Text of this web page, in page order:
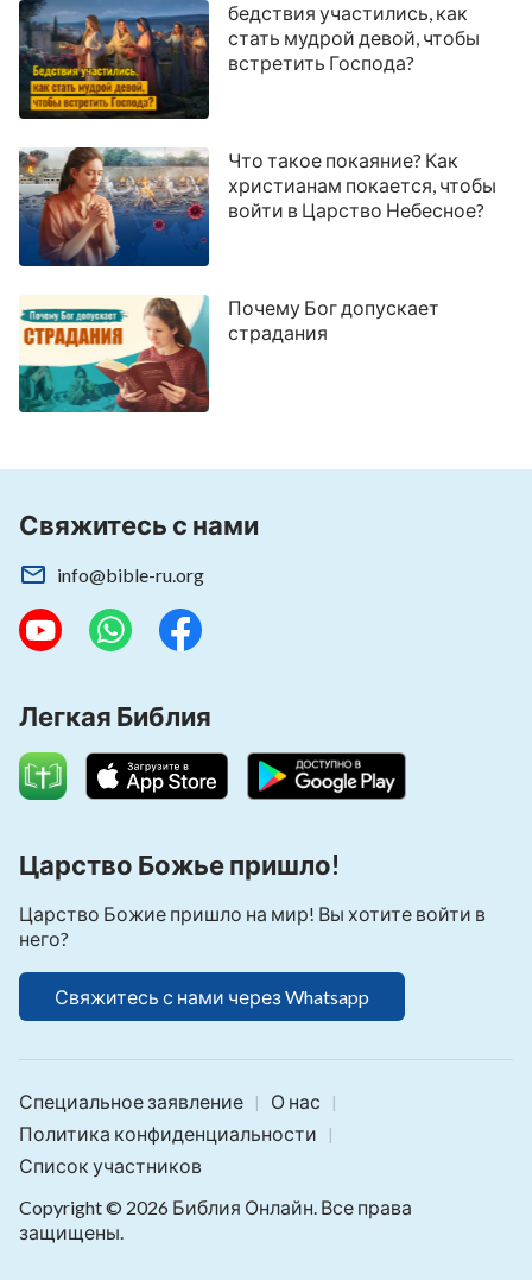
бедствия участились, как
стать мудрой девой, чтобы
встретить Господа?
Что такое покаяние? Как
христианам покается, чтобы
войти в Царство Небесное?
Почему Бог допускает
страдания
Свяжитесь с нами
info@bible-ru.org
Легкая Библия
Царство Божье пришло!
Царство Божие пришло на мир! Вы хотите войти в
него?
Свяжитесь с нами через Whatsapp
Специальное заявление | О нас |
Политика конфиденциальности |
Список участников
Copyright © 2026 Библия Онлайн. Все права
защищены.